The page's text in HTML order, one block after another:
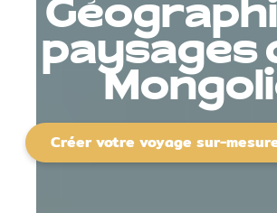
paysages
Créer votre voyage sur-